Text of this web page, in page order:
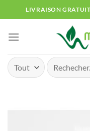
au
contenu
LIVRAISON
Recherche
pour :